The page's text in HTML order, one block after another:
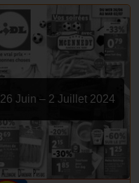
26 Juin – 2 Juillet 2024